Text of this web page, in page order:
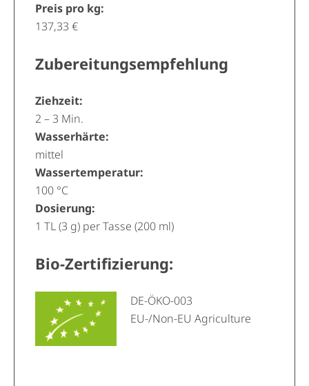
Preis pro kg:
137,33 €
Zubereitungsempfehlung
Ziehzeit:
2 – 3 Min.
Wasserhärte:
mittel
Wassertemperatur:
100 °C
Dosierung:
1 TL (3 g) per Tasse (200 ml)
Bio-Zertifizierung:
DE-ÖKO-003
EU-/Non-EU Agriculture